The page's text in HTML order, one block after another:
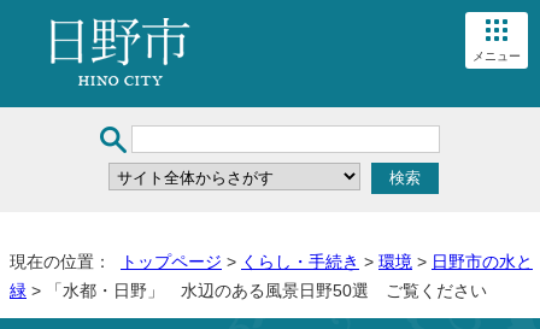
メニュー
現在の位置： トップページ > くらし・手続き > 環境 > 日野市の水と
緑 > 「水都・日野」 水辺のある風景日野50選 ご覧ください